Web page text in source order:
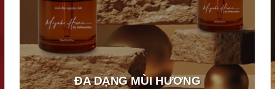
ĐA DẠNG MÙI HƯƠNG